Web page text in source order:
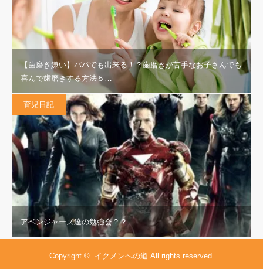
【歯磨き嫌い】パパでも出来る！？歯磨きが苦手なお子さんでも
喜んで歯磨きする方法５…
育児日記
アベンジャーズ達の勉強会？？
Copyright © イクメンへの道 All rights reserved.